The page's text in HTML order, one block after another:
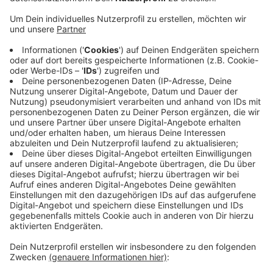
In dieser Woche gibt es an vielen Orten in Deutschland
Aktionen. In Ibbenbüren zum Beispiel stehen
Obstbäume für alle zum Ernten bereit. Die
Verbraucherzentrale Rheine gibt Tipps, wie wir weniger
Nahrungsmittel wegwerfen. Und auf dem Hof Junge-
Bornholt in Riesenbeck lernst du alles über Kartoffeln
und Kürbisse. Neben Tipps zur besseren Haltbarkeit
gibt es dort auch leckere Rezepte. Mehr Aktionen
findest duhier.
Anzeige